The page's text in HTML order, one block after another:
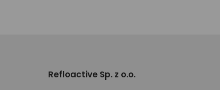
Refloactive Sp. z o.o.